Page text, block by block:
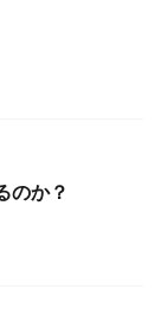
のか？